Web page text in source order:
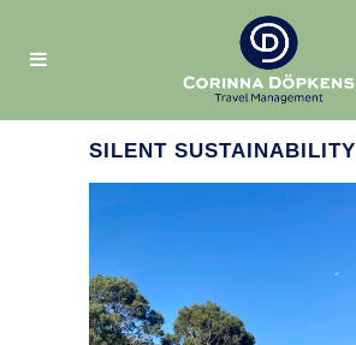
SILENT SUSTAINABILITY